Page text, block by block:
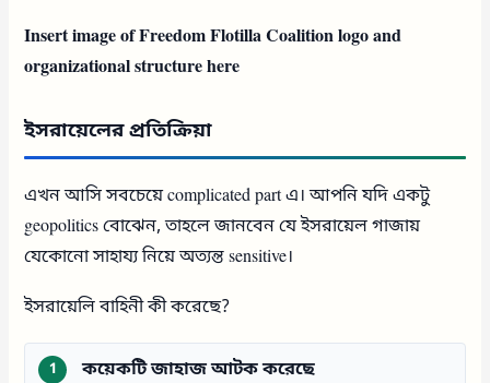
Insert image of Freedom Flotilla Coalition logo and
organizational structure here
ইসরায়েলের প্রতিক্রিয়া
এখন আসি সবচেয়ে complicated part এ। আপনি যদি একটু
geopolitics বোঝেন, তাহলে জানবেন যে ইসরায়েল গাজায়
যেকোনো সাহায্য নিয়ে অত্যন্ত sensitive।
ইসরায়েলি বাহিনী কী করেছে?
কয়েকটি জাহাজ আটক করেছে